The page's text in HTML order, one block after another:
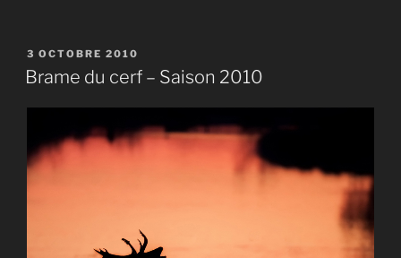
PUBLIÉ
LE
3 OCTOBRE 2010
Brame du cerf – Saison 2010